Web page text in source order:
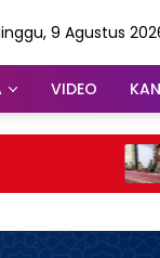
9 Agustus
VIDEO
Judi,